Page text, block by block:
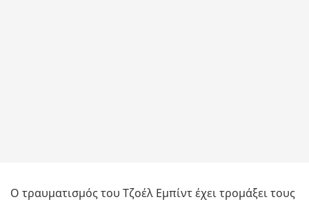
Ο τραυματισμός του Τζοέλ Εμπίντ έχει τρομάξει τους